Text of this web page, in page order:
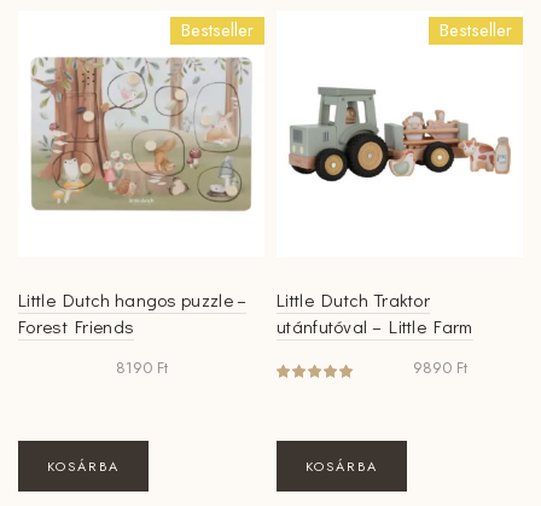
Bestseller
Little Dutch hangos puzzle –
Forest Friends
8190 Ft
KOSÁRBA
Bestseller
Little Dutch Traktor
utánfutóval – Little Farm
9890 Ft
KOSÁRBA